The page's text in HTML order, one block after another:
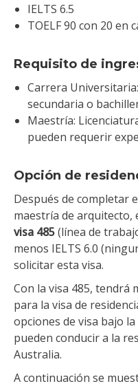
IELTS 6.5
TOELF 90 con 20 en
Requisito de
Carrera
secundaria o
Maestría:
pueden requerir
Opción de
Después de completar
maestría de arquitecto,
visa 485(línea de
menos IELTS 6.0
solicitar esta visa.
Con la visa 485, tendrá
para la visa de
opciones de visa bajo
pueden conducir a la
Australia.
A continuación se